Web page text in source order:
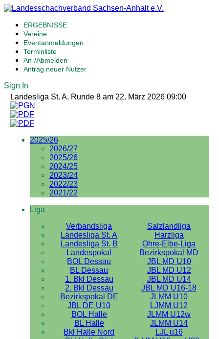
ERGEBNISSE
Vereine
Eventanmeldungen
Terminliste
An-/Abmelden
Antrag neuer Nutzer
Sign In
Landesliga St. A, Runde 8 am 22. März 2026 09:00
2025/26
2026/27
2025/26
2024/25
2023/24
2022/23
2021/22
Liga
Verbandsliga
Salzlandliga
Landesliga St. A
Harzliga
Landesliga St. B
Ohre-Elbe-Liga
Landespokal
Bezirkspokal MD
BOL Dessau
JBL MD U10
BL Dessau
JBL MD U12
1. Bkl Dessau
JBL MD U14
2. Bkl Dessau
JBL MD U16-18
Bezirkspokal DE
JLMM U10
JBL DE U10
LJMM U12
BOL Halle
JLMM U12w
BL Halle
JLMM U14
Bkl Halle Nord
LJL u16